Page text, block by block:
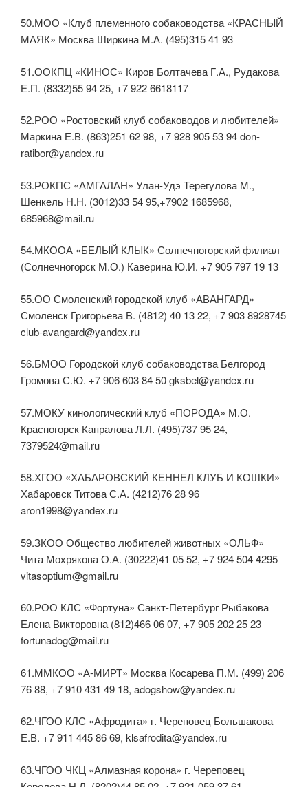
50.МОО «Клуб племенного собаководства «КРАСНЫЙ
МАЯК» Москва Ширкина М.А. (495)315 41 93
51.ООКПЦ «КИНОС» Киров Болтачева Г.А., Рудакова
Е.П. (8332)55 94 25, +7 922 6618117
52.РОО «Ростовский клуб собаководов и любителей»
Маркина Е.В. (863)251 62 98, +7 928 905 53 94 don-
ratibor@yandex.ru
53.РОКПС «АМГАЛАН» Улан-Удэ Терегулова М.,
Шенкель Н.Н. (3012)33 54 95,+7902 1685968,
685968@mail.ru
54.МКООА «БЕЛЫЙ КЛЫК» Солнечногорский филиал
(Солнечногорск М.О.) Каверина Ю.И. +7 905 797 19 13
55.ОО Смоленский городской клуб «АВАНГАРД»
Смоленск Григорьева В. (4812) 40 13 22, +7 903 8928745
club-avangard@yandex.ru
56.БМОО Городской клуб собаководства Белгород
Громова С.Ю. +7 906 603 84 50 gksbel@yandex.ru
57.МОКУ кинологический клуб «ПОРОДА» М.О.
Красногорск Капралова Л.Л. (495)737 95 24,
7379524@mail.ru
58.ХГОО «ХАБАРОВСКИЙ КЕННЕЛ КЛУБ И КОШКИ»
Хабаровск Титова С.А. (4212)76 28 96
aron1998@yandex.ru
59.ЗКОО Общeство любителей животных «ОЛЬФ»
Чита Мохрякова О.А. (30222)41 05 52, +7 924 504 4295
vitasoptium@gmail.ru
60.РОО КЛС «Фортуна» Санкт-Петербург Рыбакова
Елена Викторовна (812)466 06 07, +7 905 202 25 23
fortunadog@mail.ru
61.ММКОО «А-МИРТ» Москва Косарева П.М. (499) 206
76 88, +7 910 431 49 18, adogshow@yandex.ru
62.ЧГОО КЛС «Афродита» г. Череповец Большакова
Е.В. +7 911 445 86 69, klsafrodita@yandex.ru
63.ЧГОО ЧКЦ «Алмазная корона» г. Череповец